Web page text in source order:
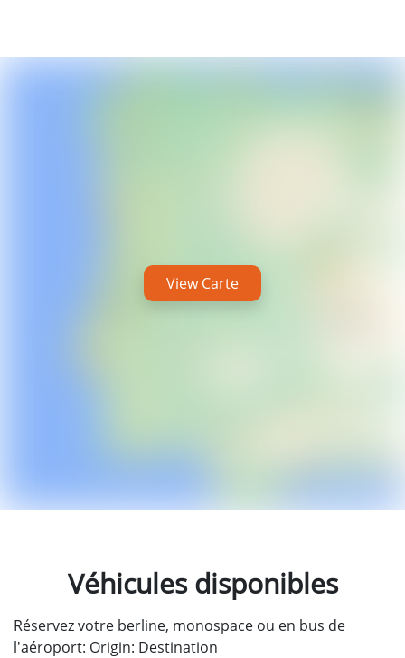
View Carte
Véhicules disponibles
Réservez votre berline, monospace ou en bus de
l'aéroport: Origin: Destination